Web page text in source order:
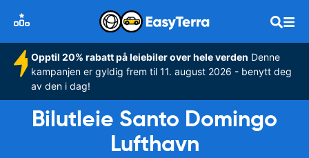
Opptil 20% rabatt på leiebiler over hele verden Denne
kampanjen er gyldig frem til 11. august 2026 - benytt deg
av den i dag!
Bilutleie Santo Domingo
Lufthavn